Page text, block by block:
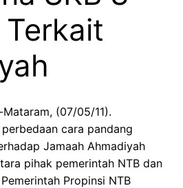
(07/05/11).
cara pandang
Jamaah Ahmadiyah
pihak pemerintah NTB dan
Propinsi NTB